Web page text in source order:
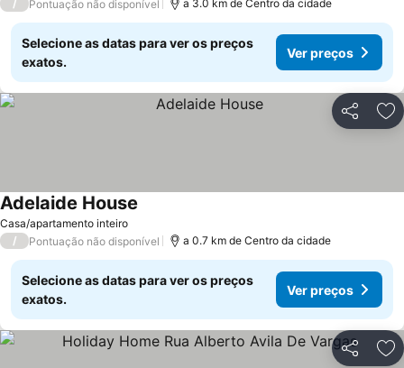
/ Pontuação não disponível a 3.0 km de Centro da cidade
Selecione as datas para ver os preços
exatos.
Ver preços
Partilhar
Casa/apartamento inteiro
Adelaide House
/ Pontuação não disponível a 0.7 km de Centro da cidade
Selecione as datas para ver os preços
exatos.
Ver preços
Partilhar